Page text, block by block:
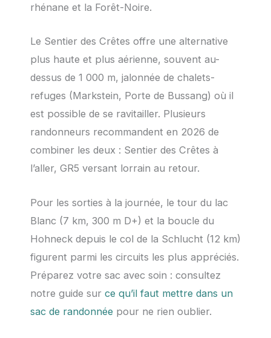
rhénane et la Forêt-Noire.
Le Sentier des Crêtes offre une alternative
plus haute et plus aérienne, souvent au-
dessus de 1 000 m, jalonnée de chalets-
refuges (Markstein, Porte de Bussang) où il
est possible de se ravitailler. Plusieurs
randonneurs recommandent en 2026 de
combiner les deux : Sentier des Crêtes à
l’aller, GR5 versant lorrain au retour.
Pour les sorties à la journée, le tour du lac
Blanc (7 km, 300 m D+) et la boucle du
Hohneck depuis le col de la Schlucht (12 km)
figurent parmi les circuits les plus appréciés.
Préparez votre sac avec soin : consultez
notre guide sur ce qu’il faut mettre dans un
sac de randonnée pour ne rien oublier.